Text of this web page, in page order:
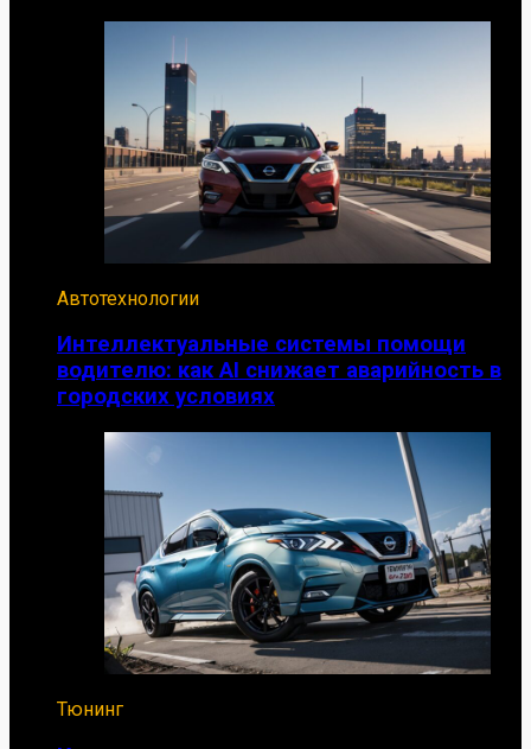
Автотехнологии
Интеллектуальные системы помощи
водителю: как AI снижает аварийность в
городских условиях
Тюнинг